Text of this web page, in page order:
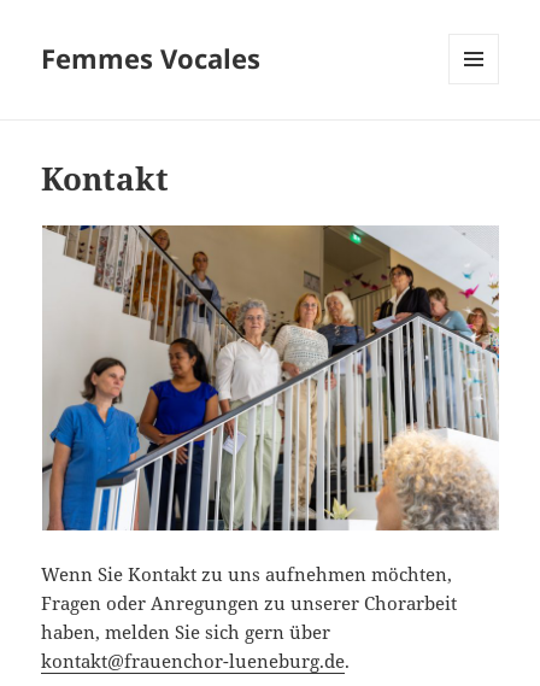
Femmes Vocales
Kontakt
Wenn Sie Kontakt zu uns aufnehmen möchten,
Fragen oder Anregungen zu unserer Chorarbeit
haben, melden Sie sich gern über
kontakt@frauenchor-lueneburg.de.